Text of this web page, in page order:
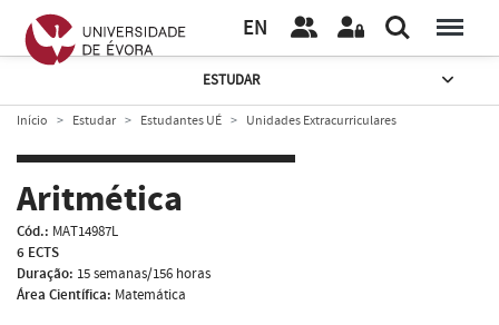
EN
ESTUDAR
Início Estudar Estudantes UÉ Unidades Extracurriculares
Aritmética
Cód.: MAT14987L
6 ECTS
Duração: 15 semanas/156 horas
Área Científica: Matemática